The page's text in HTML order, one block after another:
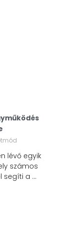
lévő egyik
számos
segíti a …